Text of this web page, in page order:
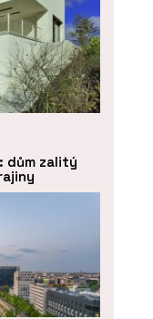
dům zalitý